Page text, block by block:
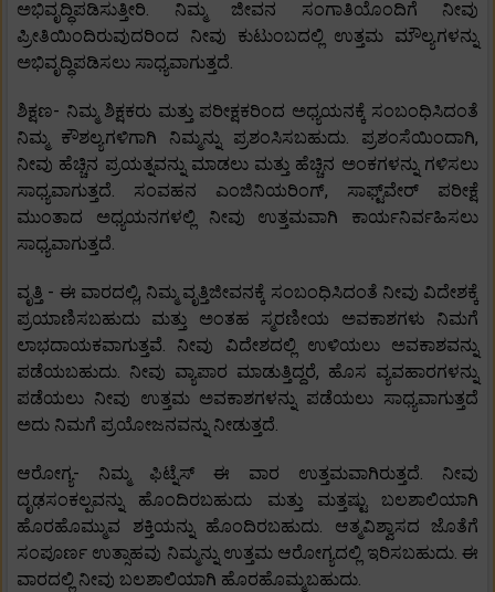
ಅಭಿವೃದ್ಧಿಪಡಿಸುತ್ತೀರಿ. ನಿಮ್ಮ ಜೀವನ ಸಂಗಾತಿಯೊಂದಿಗೆ ನೀವು
ಪ್ರೀತಿಯಿಂದಿರುವುದರಿಂದ ನೀವು ಕುಟುಂಬದಲ್ಲಿ ಉತ್ತಮ ಮೌಲ್ಯಗಳನ್ನು
ಅಭಿವೃದ್ಧಿಪಡಿಸಲು ಸಾಧ್ಯವಾಗುತ್ತದೆ.
ಶಿಕ್ಷಣ- ನಿಮ್ಮ ಶಿಕ್ಷಕರು ಮತ್ತು ಪರೀಕ್ಷಕರಿಂದ ಅಧ್ಯಯನಕ್ಕೆ ಸಂಬಂಧಿಸಿದಂತೆ
ನಿಮ್ಮ ಕೌಶಲ್ಯಗಳಿಗಾಗಿ ನಿಮ್ಮನ್ನು ಪ್ರಶಂಸಿಸಬಹುದು. ಪ್ರಶಂಸೆಯಿಂದಾಗಿ,
ನೀವು ಹೆಚ್ಚಿನ ಪ್ರಯತ್ನವನ್ನು ಮಾಡಲು ಮತ್ತು ಹೆಚ್ಚಿನ ಅಂಕಗಳನ್ನು ಗಳಿಸಲು
ಸಾಧ್ಯವಾಗುತ್ತದೆ. ಸಂವಹನ ಎಂಜಿನಿಯರಿಂಗ್, ಸಾಫ್ಟ್‌ವೇರ್ ಪರೀಕ್ಷೆ
ಮುಂತಾದ ಅಧ್ಯಯನಗಳಲ್ಲಿ ನೀವು ಉತ್ತಮವಾಗಿ ಕಾರ್ಯನಿರ್ವಹಿಸಲು
ಸಾಧ್ಯವಾಗುತ್ತದೆ.
ವೃತ್ತಿ - ಈ ವಾರದಲ್ಲಿ, ನಿಮ್ಮ ವೃತ್ತಿಜೀವನಕ್ಕೆ ಸಂಬಂಧಿಸಿದಂತೆ ನೀವು ವಿದೇಶಕ್ಕೆ
ಪ್ರಯಾಣಿಸಬಹುದು ಮತ್ತು ಅಂತಹ ಸ್ಮರಣೀಯ ಅವಕಾಶಗಳು ನಿಮಗೆ
ಲಾಭದಾಯಕವಾಗುತ್ತವೆ. ನೀವು ವಿದೇಶದಲ್ಲಿ ಉಳಿಯಲು ಅವಕಾಶವನ್ನು
ಪಡೆಯಬಹುದು. ನೀವು ವ್ಯಾಪಾರ ಮಾಡುತ್ತಿದ್ದರೆ, ಹೊಸ ವ್ಯವಹಾರಗಳನ್ನು
ಪಡೆಯಲು ನೀವು ಉತ್ತಮ ಅವಕಾಶಗಳನ್ನು ಪಡೆಯಲು ಸಾಧ್ಯವಾಗುತ್ತದೆ
ಅದು ನಿಮಗೆ ಪ್ರಯೋಜನವನ್ನು ನೀಡುತ್ತದೆ.
ಆರೋಗ್ಯ- ನಿಮ್ಮ ಫಿಟ್ನೆಸ್ ಈ ವಾರ ಉತ್ತಮವಾಗಿರುತ್ತದೆ. ನೀವು
ದೃಢಸಂಕಲ್ಪವನ್ನು ಹೊಂದಿರಬಹುದು ಮತ್ತು ಮತ್ತಷ್ಟು ಬಲಶಾಲಿಯಾಗಿ
ಹೊರಹೊಮ್ಮುವ ಶಕ್ತಿಯನ್ನು ಹೊಂದಿರಬಹುದು. ಆತ್ಮವಿಶ್ವಾಸದ ಜೊತೆಗೆ
ಸಂಪೂರ್ಣ ಉತ್ಸಾಹವು ನಿಮ್ಮನ್ನು ಉತ್ತಮ ಆರೋಗ್ಯದಲ್ಲಿ ಇರಿಸಬಹುದು. ಈ
ವಾರದಲ್ಲಿ ನೀವು ಬಲಶಾಲಿಯಾಗಿ ಹೊರಹೊಮ್ಮಬಹುದು.